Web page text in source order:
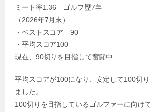
ミート率1.36 ゴルフ歴7年
（2026年7月末）
・ベストスコア 90
・平均スコア100
現在、90切りを目指して奮闘中
平均スコアが100になり、安定して100切
ました。
100切りを目指しているゴルファーに向け